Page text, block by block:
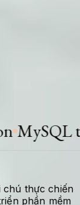
chú thực chiến
phần mềm